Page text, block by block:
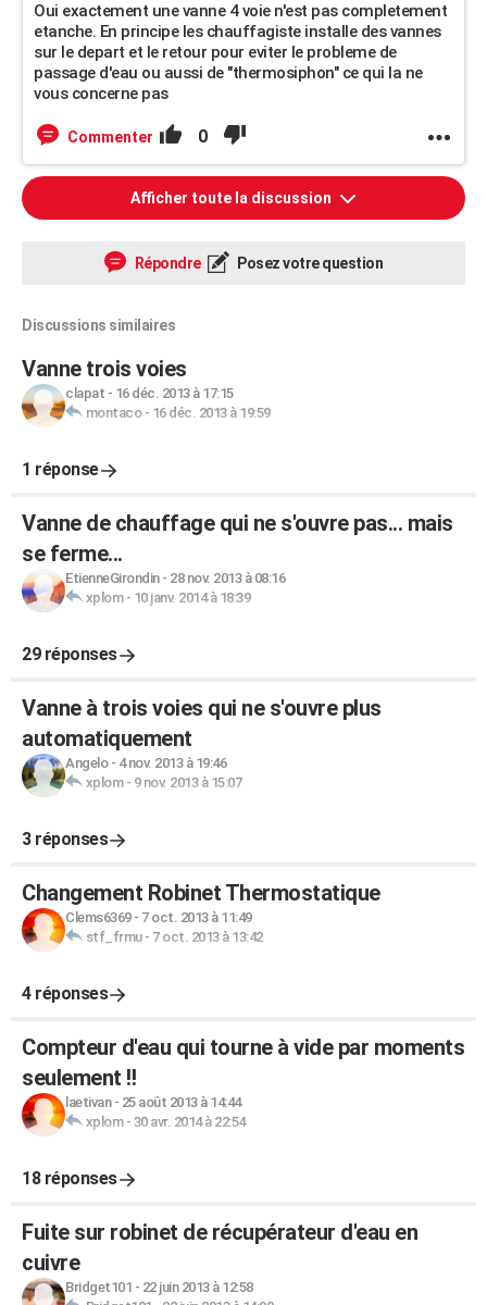
Oui exactement une vanne 4 voie n'est pas completement
etanche. En principe les chauffagiste installe des vannes
sur le depart et le retour pour eviter le probleme de
passage d'eau ou aussi de "thermosiphon" ce qui la ne
vous concerne pas
Commenter 0
Afficher toute la discussion
Répondre Posez votre question
Discussions similaires
Vanne trois voies
clapat - 16 déc. 2013 à 17:15
montaco- 16 déc. 2013 à 19:59
1 réponse
Vanne de chauffage qui ne s'ouvre pas... mais
se ferme...
EtienneGirondin- 28 nov. 2013 à 08:16
xplom- 10 janv. 2014 à 18:39
29 réponses
Vanne à trois voies qui ne s'ouvre plus
automatiquement
Angelo- 4 nov. 2013 à 19:46
xplom- 9 nov. 2013 à 15:07
3 réponses
Changement Robinet Thermostatique
Clems6369- 7 oct. 2013 à 11:49
stf_frmu- 7 oct. 2013 à 13:42
4 réponses
Compteur d'eau qui tourne à vide par moments
seulement !!
laetivan- 25 août 2013 à 14:44
xplom- 30 avr. 2014 à 22:54
18 réponses
Fuite sur robinet de récupérateur d'eau en
cuivre
Bridget101 - 22 juin 2013 à 12:58